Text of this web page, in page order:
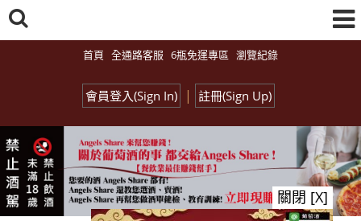
首頁 全通路客服 6瓶免運專區 瀏覽紀錄
會員登入(Sign In) | 註冊(Sign Up)
關閉 [X]